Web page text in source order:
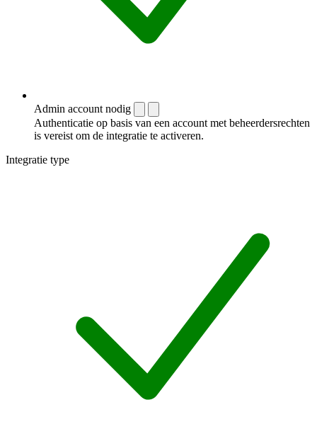
Admin account nodig
Authenticatie op basis van een account met beheerdersrechten
is vereist om de integratie te activeren.
Integratie type